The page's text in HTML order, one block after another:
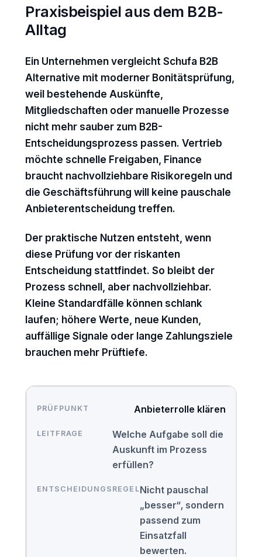
Praxisbeispiel aus dem B2B-
Alltag
Ein Unternehmen vergleicht Schufa B2B
Alternative mit moderner Bonitätsprüfung,
weil bestehende Auskünfte,
Mitgliedschaften oder manuelle Prozesse
nicht mehr sauber zum B2B-
Entscheidungsprozess passen. Vertrieb
möchte schnelle Freigaben, Finance
braucht nachvollziehbare Risikoregeln und
die Geschäftsführung will keine pauschale
Anbieterentscheidung treffen.
Der praktische Nutzen entsteht, wenn
diese Prüfung vor der riskanten
Entscheidung stattfindet. So bleibt der
Prozess schnell, aber nachvollziehbar.
Kleine Standardfälle können schlank
laufen; höhere Werte, neue Kunden,
auffällige Signale oder lange Zahlungsziele
brauchen mehr Prüftiefe.
Anbieterrolle klären
Welche Aufgabe soll die
Auskunft im Prozess
erfüllen?
Nicht pauschal
„besser“, sondern
passend zum
Einsatzfall
bewerten.